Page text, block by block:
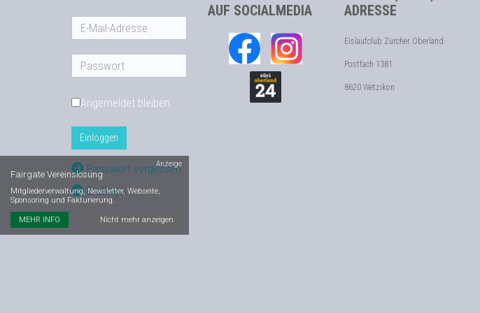
Angemeldet bleiben
Einloggen
Passwort vergessen
Erstlogin
AUF SOCIALMEDIA
ADRESSE
Eislaufclub Zürcher Oberland
Postfach 1381
8620 Wetzikon
Anzeige
Fairgate Vereinslösung
Mitgliederverwaltung, Newsletter, Webseite,
Sponsoring und Fakturierung.
MEHR INFO Nicht mehr anzeigen